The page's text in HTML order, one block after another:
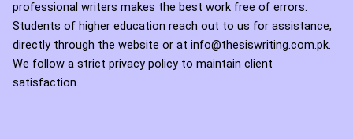
professional writers makes the best work free of errors.
Students of higher education reach out to us for assistance,
directly through the website or at info@thesiswriting.com.pk.
We follow a strict privacy policy to maintain client
satisfaction.